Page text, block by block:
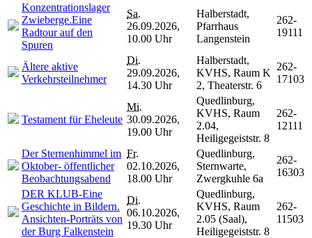
Konzentrationslager
Zwieberge.Eine
Radtour auf den
Spuren
Sa.
26.09.2026,
10.00 Uhr
Halberstadt,
Pfarrhaus
Langenstein
262-
19111
Ältere aktive
Verkehrsteilnehmer
Di.
29.09.2026,
14.30 Uhr
Halberstadt,
KVHS, Raum K
2, Theaterstr. 6
262-
17103
Testament für Eheleute
Mi.
30.09.2026,
19.00 Uhr
Quedlinburg,
KVHS, Raum
2.04,
Heiligegeiststr. 8
262-
12111
Der Sternenhimmel im
Oktober- öffentlicher
Beobachtungsabend
Fr.
02.10.2026,
18.00 Uhr
Quedlinburg,
Sternwarte,
Zwergkuhle 6a
262-
16303
DER KLUB-Eine
Geschichte in Bildern.
Ansichten-Porträts von
der Burg Falkenstein
Di.
06.10.2026,
19.30 Uhr
Quedlinburg,
KVHS, Raum
2.05 (Saal),
Heiligegeiststr. 8
262-
11503